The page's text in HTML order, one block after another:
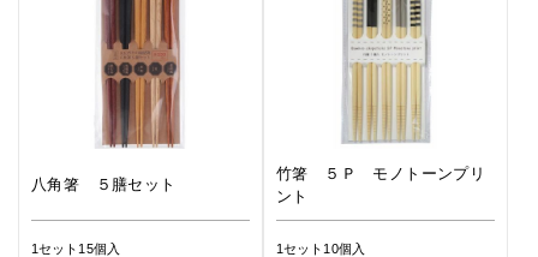
八角箸 ５膳セット
1セット15個入
竹箸 ５Ｐ モノトーンプリ
ント
1セット10個入